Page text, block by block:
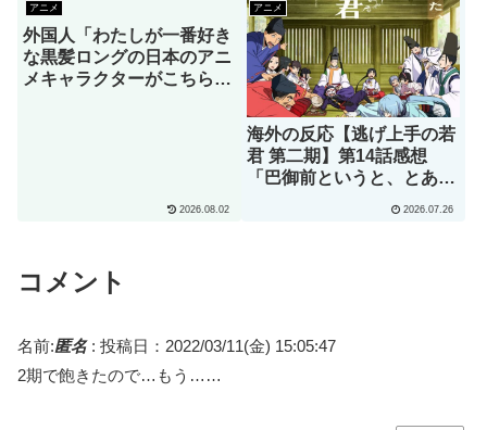
る！」（海外の反応）
アニメ
外国人「わたしが一番好き
な黒髪ロングの日本のアニ
メキャラクターがこちら」
2026.08.02
アニメ
海外の反応【逃げ上手の若
君 第二期】第14話感想
「巴御前というと、とある
2026.07.26
コメント
名前:匿名: 投稿日：2022/03/11(金) 15:05:47
2期で飽きたので…もう……